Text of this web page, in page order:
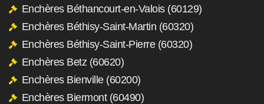
Enchères Béthancourt-en-Valois (60129)
Enchères Béthisy-Saint-Martin (60320)
Enchères Béthisy-Saint-Pierre (60320)
Enchères Betz (60620)
Enchères Bienville (60200)
Enchères Biermont (60490)